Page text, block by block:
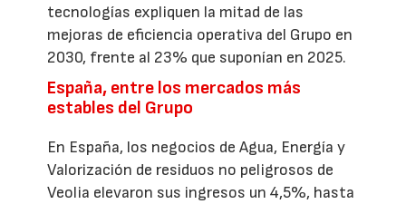
tecnologías expliquen la mitad de las
mejoras de eficiencia operativa del Grupo en
2030, frente al 23% que suponían en 2025.
España, entre los mercados más
estables del Grupo
En España, los negocios de Agua, Energía y
Valorización de residuos no peligrosos de
Veolia elevaron sus ingresos un 4,5%, hasta